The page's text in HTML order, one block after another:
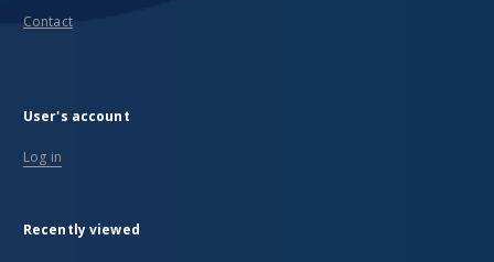
Contact
User's account
Log in
Recently viewed